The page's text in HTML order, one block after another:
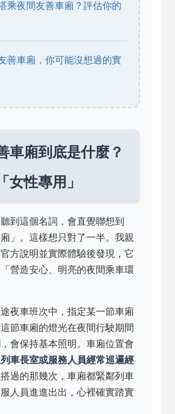
乘夜間友善車廂？評估你的
善車廂，你可能沒想過的實
車廂到底是什麼？
女性專用」
到這個名詞，會直覺聯想到
廂」。這樣想只對了一半。我親
方說明並實際體驗後發現，它
營造安心、明亮的夜間乘車環
夜車班次中，指定某一節車廂
節車廂的燈光在夜間行駛期間
，會保持基本照明。車廂位置會
車長室或服務人員經常巡邏經
過的那幾次，車廂都緊鄰列車
人員進進出出，心裡確實踏實